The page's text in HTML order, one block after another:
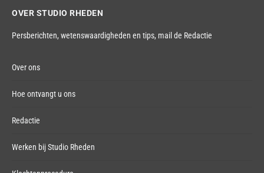
OVER STUDIO RHEDEN
Persberichten, wetenswaardigheden en tips, mail de Redactie
Over ons
Hoe ontvangt u ons
Redactie
Werken bij Studio Rheden